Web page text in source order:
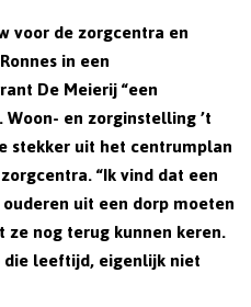
voor de zorgcentra en
in een
De Meierij “een
en zorginstelling ’t
stekker uit het centrumplan
“Ik vind dat een
uit een dorp moeten
nog terug kunnen keren.
leeftijd, eigenlijk niet